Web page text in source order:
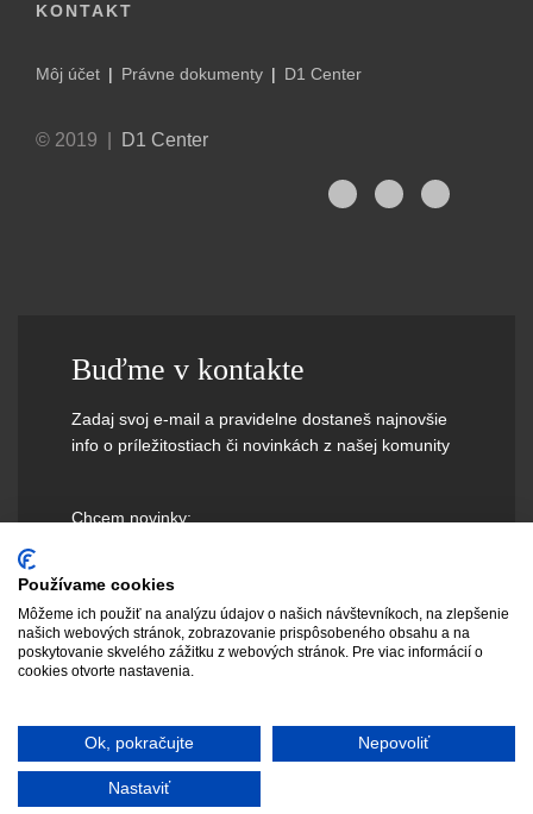
KONTAKT
Môj účet Právne dokumenty D1 Center
© 2019 | D1 Center
Buďme v kontakte
Zadaj svoj e-mail a pravidelne dostaneš najnovšie
info o príležitostiach či novinkách z našej komunity
Chcem novinky:
Používame cookies
Môžeme ich použiť na analýzu údajov o našich návštevníkoch, na zlepšenie
našich webových stránok, zobrazovanie prispôsobeného obsahu a na
poskytovanie skvelého zážitku z webových stránok. Pre viac informácií o
cookies otvorte nastavenia.
Ok, pokračujte Nepovoliť
Nastaviť